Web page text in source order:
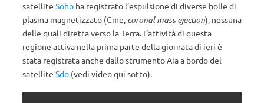
satellite Soho ha registrato l’espulsione di diverse bolle di
plasma magnetizzato (Cme, coronal mass ejection), nessuna
delle quali diretta verso la Terra. L’attività di questa
regione attiva nella prima parte della giornata di ieri è
stata registrata anche dallo strumento Aia a bordo del
satellite Sdo (vedi video qui sotto).